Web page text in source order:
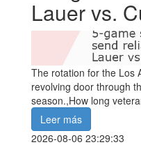
Lauer vs.
The rotation for the Los
revolving door through
season.,How long
Leer más
2026-08-06 23:29:33